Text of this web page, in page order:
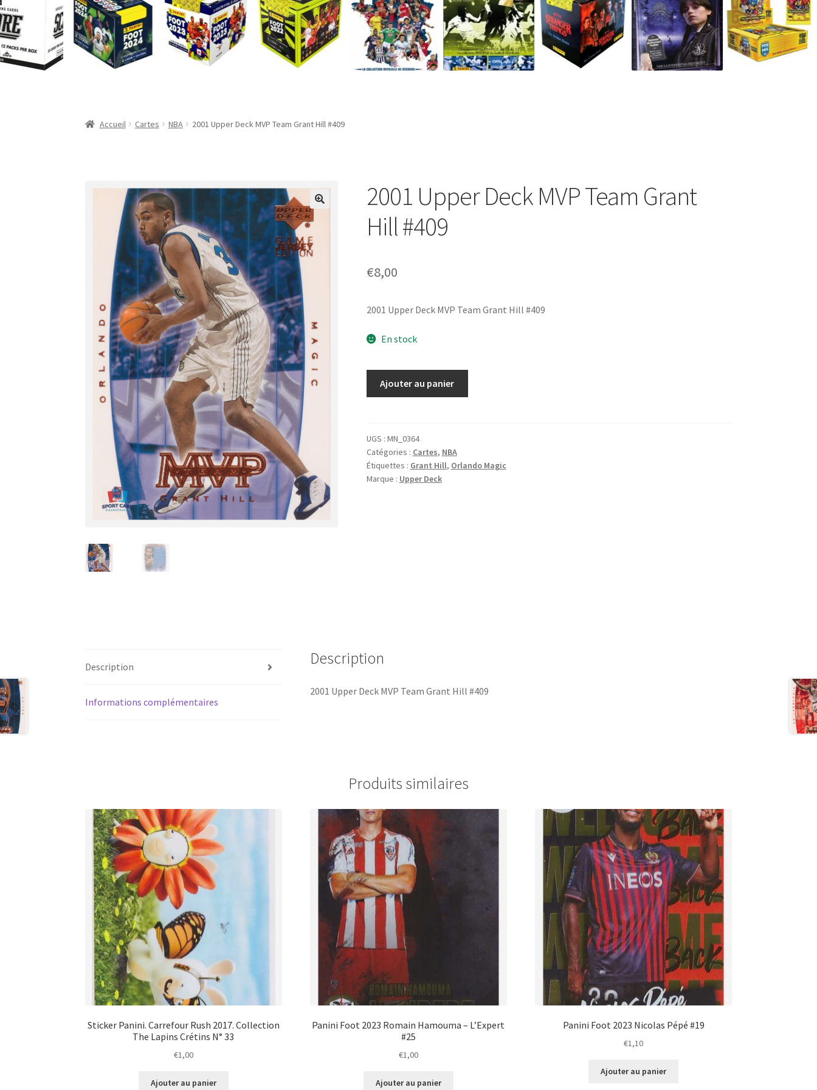
Accueil Cartes NBA 2001 Upper Deck MVP Team Grant Hill #409
2001 Upper Deck MVP Team Grant
Hill #409
€8,00
2001 Upper Deck MVP Team Grant Hill #409
En stock
Deck
MVP
Team
Grant
Ajouter au panier
UGS : MN_0364
Catégories : Cartes, NBA
Étiquettes : Grant Hill, Orlando Magic
Marque : Upper Deck
Description
Informations complémentaires
Description
2001 Upper Deck MVP Team Grant Hill #409
Produits similaires
Sticker Panini. Carrefour Rush 2017. Collection
The Lapins Crétins N° 33
€1,00
Ajouter au panier
Panini Foot 2023 Romain Hamouma – L’Expert
#25
€1,00
Ajouter au panier
Panini Foot 2023 Nicolas Pépé #19
€1,10
Ajouter au panier